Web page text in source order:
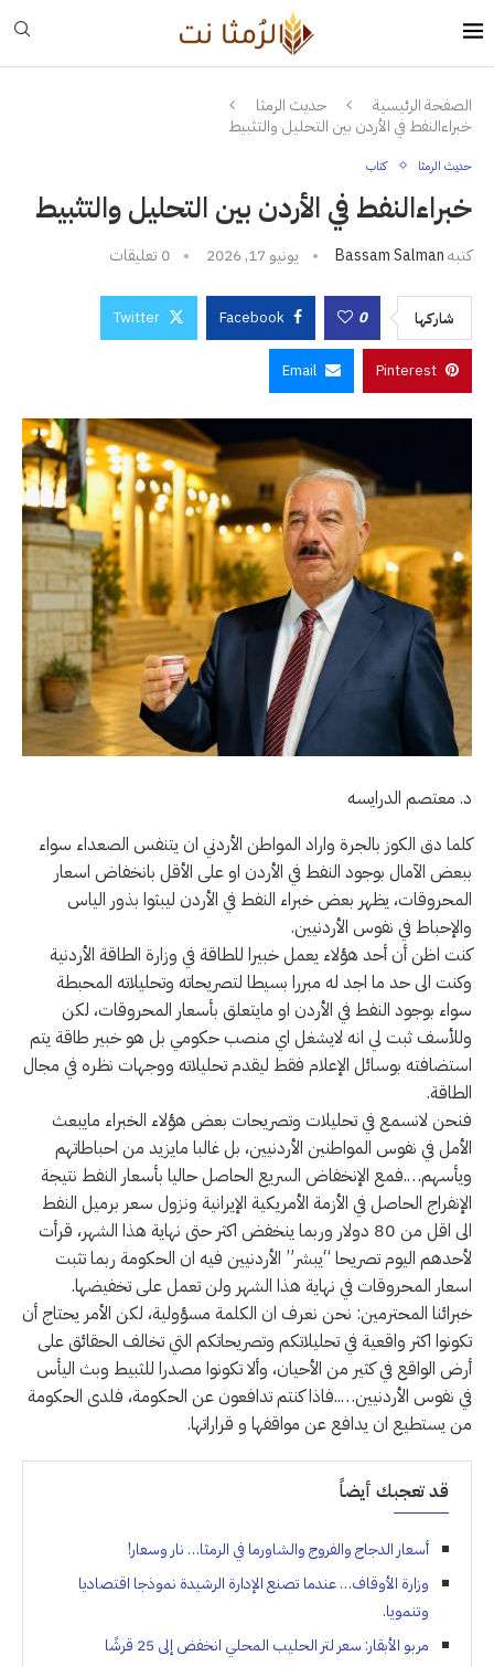
الصفحة الرئيسية
حديث الرمثا
خبراءالنفط في الأردن بين التحليل والتثبيط
حديث الرمثا كتاب
خبراءالنفط في الأردن بين التحليل والتثبيط
كتبهBassam Salman يونيو 17, 2026 0 تعليقات
شاركها 0
Facebook
Twitter
Pinterest
Email
د. معتصم الدرايسه
كلما دق الكوز بالجرة واراد المواطن الأردني ان يتنفس الصعداء سواء
ببعض الآمال بوجود النفط في الأردن او على الأقل بانخفاض اسعار
المحروقات، يظهر بعض خبراء النفط في الأردن ليبثوا بذور الياس
والإحباط في نفوس الأردنيين.
كنت اظن أن أحد هؤلاء يعمل خبيرا للطاقة في وزارة الطاقة الأردنية
وكنت الى حد ما اجد له مبررا بسيطا لتصريحاته وتحليلاته المحبطة
سواء بوجود النفط في الأردن او مايتعلق بأسعار المحروقات، لكن
وللأسف ثبت لي انه لايشغل اي منصب حكومي بل هو خبير طاقة يتم
استضافته بوسائل الإعلام فقط ليقدم تحليلاته ووجهات نظره في مجال
الطاقة.
فنحن لانسمع في تحليلات وتصريحات بعض هؤلاء الخبراء مايبعث
الأمل في نفوس المواطنين الأردنيين، بل غالبا مايزيد من احباطاتهم
ويأسهم….فمع الإنخفاض السريع الحاصل حاليا بأسعار النفط نتيجة
الإنفراج الحاصل في الأزمة الأمريكية الإيرانية ونزول سعر برميل النفط
الى اقل من 80 دولار وربما ينخفض اكثر حتى نهاية هذا الشهر، قرأت
لأحدهم اليوم تصريحا “يبشر” الأردنيين فيه ان الحكومة ربما تثبت
اسعار المحروقات في نهاية هذا الشهر ولن تعمل على تخفيضها.
خبرائنا المحترمين: نحن نعرف ان الكلمة مسؤولية، لكن الأمر يحتاج أن
تكونوا اكثر واقعية في تحليلاتكم وتصريحاتكم التي تخالف الحقائق على
أرض الواقع في كثير من الأحيان، وألا تكونوا مصدرا للثبيط وبث اليأس
في نفوس الأردنيين…..فاذا كنتم تدافعون عن الحكومة، فلدى الحكومة
من يستطيع ان يدافع عن مواقفها و قراراتها.
قد تعجبك أيضاً
أسعار الدجاج والفروج والشاورما في الرمثا… نار وسعار!
وزارة الأوقاف… عندما تصنع الإدارة الرشيدة نموذجا اقتصاديا
وتنمويا.
مربو الأبقار: سعر لتر الحليب المحلي انخفض إلى 25 قرشًا